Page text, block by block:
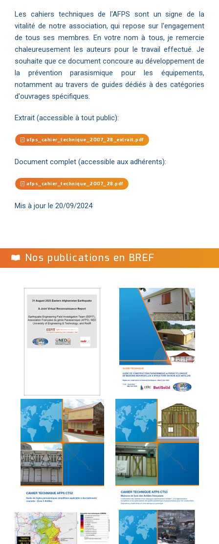
Les cahiers techniques de l'AFPS sont un signe de la
vitalité de notre association, qui repose sur l'engagement
de tous ses membres. En votre nom à tous, je remercie
chaleureusement les auteurs pour le travail effectué. Je
souhaite que ce document concoure au développement de
la prévention parasismique pour les équipements,
notamment au travers de guides dédiés à des catégories
d'ouvrages spécifiques.
Extrait (accessible à tout public):
afps_cahier_technique_2007_28_extrait.pdf
Document complet (accessible aux adhérents):
afps_cahier_technique_2007_28.pdf
Mis à jour le 20/09/2024
Nos publications en BREF